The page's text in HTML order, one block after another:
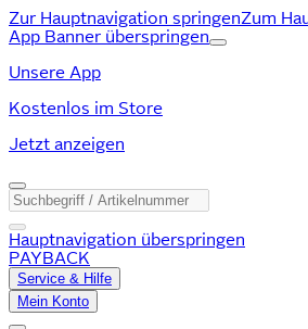
Zur Hauptnavigation springenZum
App Banner überspringen
Unsere App
Kostenlos im Store
Jetzt anzeigen
Hauptnavigation überspringen
PAYBACK
Service & Hilfe
Mein Konto